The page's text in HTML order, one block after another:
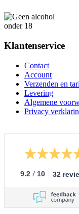
Klantenservice
Contact
Account
Verzenden en
Levering
Algemene
Privacy
9.2 / 10 32